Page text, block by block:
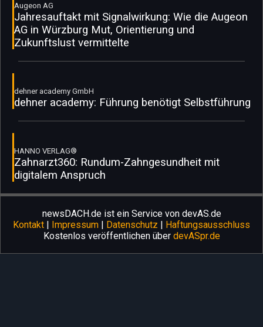
Augeon AG
Jahresauftakt mit Signalwirkung: Wie die Augeon
AG in Würzburg Mut, Orientierung und
Zukunftslust vermittelte
dehner academy GmbH
dehner academy: Führung benötigt Selbstführung
HANNO VERLAG®
Zahnarzt360: Rundum-Zahngesundheit mit
digitalem Anspruch
newsDACH.de ist ein Service von devAS.de
Kontakt | Impressum | Datenschutz | Haftungsausschluss
Kostenlos veröffentlichen über devASpr.de